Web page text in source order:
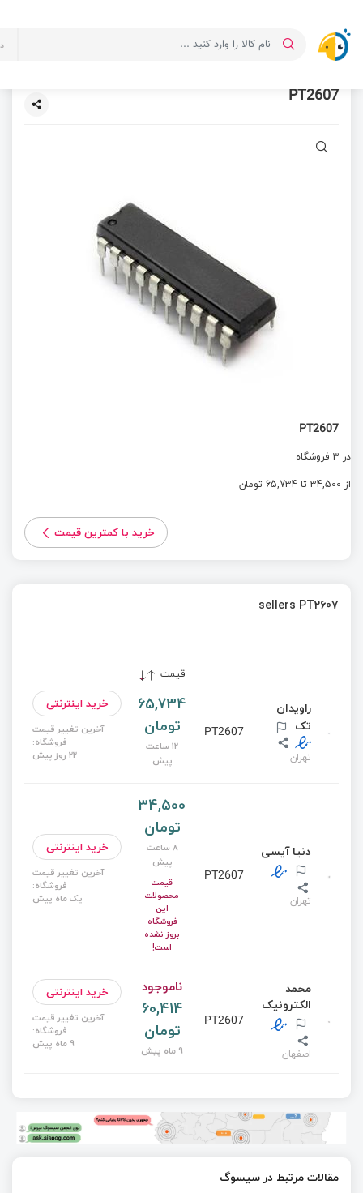
PT2607
PT2607
در 3 فروشگاه
از 34,500 تا 65,734 تومان
خرید با کمترین قیمت
sellers PT2607
قیمت
راویدان
تک
تهران
PT2607
65,734
تومان
12 ساعت
پیش
خرید اینترنتی
آخرین تغییر قیمت
فروشگاه:
22 روز پیش
دنیا آیسی
تهران
PT2607
34,500
تومان
8 ساعت
پیش
قیمت
محصولات
این
فروشگاه
بروز نشده
است!
خرید اینترنتی
آخرین تغییر قیمت
فروشگاه:
یک ماه پیش
محمد
الکترونیک
اصفهان
PT2607
ناموجود
60,414
تومان
9 ماه پیش
خرید اینترنتی
آخرین تغییر قیمت
فروشگاه:
9 ماه پیش
مقالات مرتبط در سیسوگ